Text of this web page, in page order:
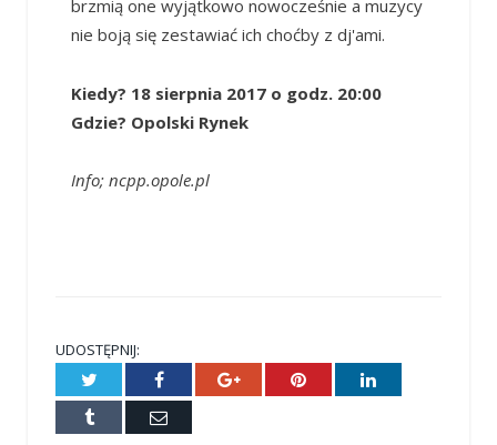
brzmią one wyjątkowo nowocześnie a muzycy
nie boją się zestawiać ich choćby z dj'ami.
Kiedy? 18 sierpnia 2017 o godz. 20:00
Gdzie? Opolski Rynek
Info; ncpp.opole.pl
UDOSTĘPNIJ:
Twitter Facebook Google+ Pinterest LinkedIn
Tumblr
E-